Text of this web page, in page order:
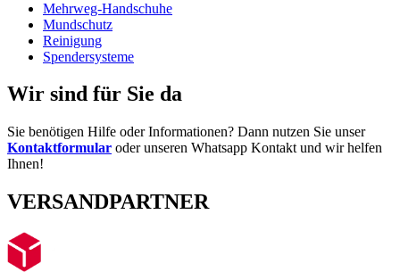
Mehrweg-Handschuhe
Mundschutz
Reinigung
Spendersysteme
Wir sind für Sie da
Sie benötigen Hilfe oder Informationen? Dann nutzen Sie unser
Kontaktformular oder unseren Whatsapp Kontakt und wir helfen
Ihnen!
VERSANDPARTNER